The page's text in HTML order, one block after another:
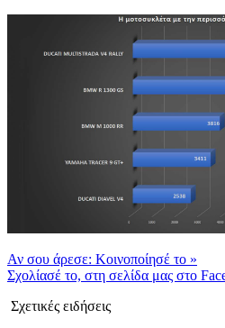
Αν σου άρεσε: Κοινοποίησέ το »
Σχολίασέ το, στη σελίδα μας στο
Σχετικές ειδήσεις